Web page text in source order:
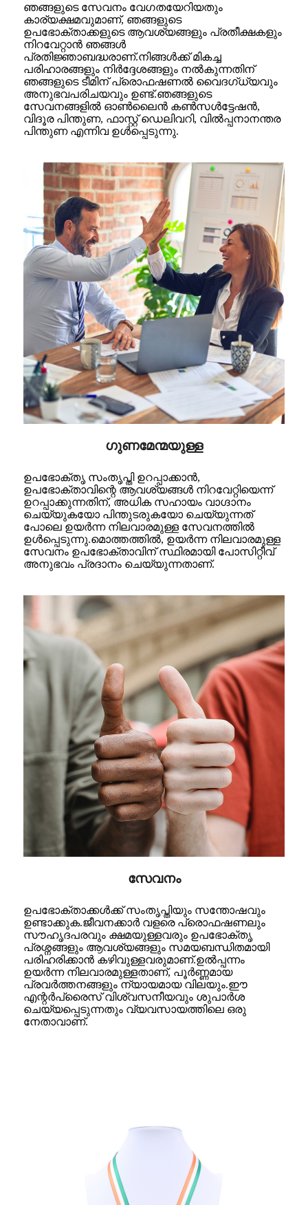
ഞങ്ങളുടെ സേവനം വേഗതയേറിയതും
കാര്യക്ഷമവുമാണ്, ഞങ്ങളുടെ
ഉപഭോക്താക്കളുടെ ആവശ്യങ്ങളും പ്രതീക്ഷകളും
നിറവേറ്റാൻ ഞങ്ങൾ
പ്രതിജ്ഞാബദ്ധരാണ്.നിങ്ങൾക്ക് മികച്ച
പരിഹാരങ്ങളും നിർദ്ദേശങ്ങളും നൽകുന്നതിന്
ഞങ്ങളുടെ ടീമിന് പ്രൊഫഷണൽ വൈദഗ്ധ്യവും
അനുഭവപരിചയവും ഉണ്ട്.ഞങ്ങളുടെ
സേവനങ്ങളിൽ ഓൺലൈൻ കൺസൾട്ടേഷൻ,
വിദൂര പിന്തുണ, ഫാസ്റ്റ് ഡെലിവറി, വിൽപ്പനാനന്തര
പിന്തുണ എന്നിവ ഉൾപ്പെടുന്നു.
ഗുണമേന്മയുള്ള
ഉപഭോക്തൃ സംതൃപ്തി ഉറപ്പാക്കാൻ,
ഉപഭോക്താവിന്റെ ആവശ്യങ്ങൾ നിറവേറ്റിയെന്ന്
ഉറപ്പാക്കുന്നതിന്, അധിക സഹായം വാഗ്ദാനം
ചെയ്യുകയോ പിന്തുടരുകയോ ചെയ്യുന്നത്
പോലെ ഉയർന്ന നിലവാരമുള്ള സേവനത്തിൽ
ഉൾപ്പെടുന്നു.മൊത്തത്തിൽ, ഉയർന്ന നിലവാരമുള്ള
സേവനം ഉപഭോക്താവിന് സ്ഥിരമായി പോസിറ്റീവ്
അനുഭവം പ്രദാനം ചെയ്യുന്നതാണ്.
സേവനം
ഉപഭോക്താക്കൾക്ക് സംതൃപ്തിയും സന്തോഷവും
ഉണ്ടാക്കുക.ജീവനക്കാർ വളരെ പ്രൊഫഷണലും
സൗഹൃദപരവും ക്ഷമയുള്ളവരും ഉപഭോക്തൃ
പ്രശ്നങ്ങളും ആവശ്യങ്ങളും സമയബന്ധിതമായി
പരിഹരിക്കാൻ കഴിവുള്ളവരുമാണ്.ഉൽപ്പന്നം
ഉയർന്ന നിലവാരമുള്ളതാണ്, പൂർണ്ണമായ
പ്രവർത്തനങ്ങളും ന്യായമായ വിലയും.ഈ
എന്റർപ്രൈസ് വിശ്വസനീയവും ശുപാർശ
ചെയ്യപ്പെടുന്നതും വ്യവസായത്തിലെ ഒരു
നേതാവാണ്.